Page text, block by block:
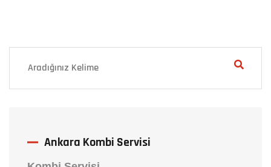
Ankara Kombi Servisi